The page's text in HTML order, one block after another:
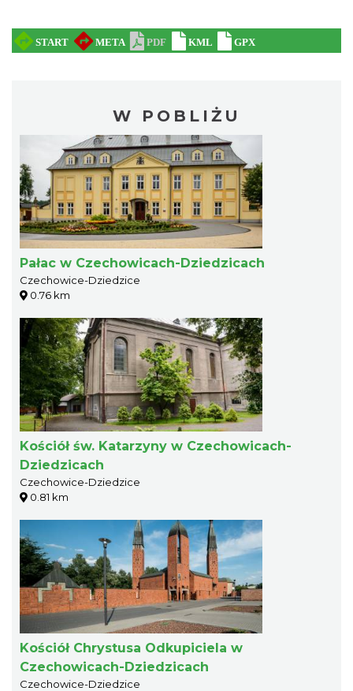
W POBLIŻU
Pałac w Czechowicach-Dziedzicach
Czechowice-Dziedzice
0.76 km
Kościół św. Katarzyny w Czechowicach-
Dziedzicach
Czechowice-Dziedzice
0.81 km
Kościół Chrystusa Odkupiciela w
Czechowicach-Dziedzicach
Czechowice-Dziedzice